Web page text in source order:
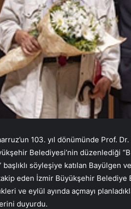
103. yıl dönümünde Prof.
Belediyesi’nin düzenlediği
başlıklı söyleşiye katılan Bayülgen
eden İzmir Büyükşehir Belediye
ve eylül ayında açmayı
duyurdu.